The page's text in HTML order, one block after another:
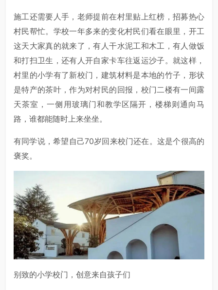
施工还需要人手，老师提前在村里贴上红榜，招募热心
村民帮忙。学校一年多来的变化村民们看在眼里，开工
这天大家真的就来了，有人干水泥工和木工，有人做饭
和打扫卫生，还有人开自家卡车往返运沙子。就这样，
村里的小学有了新校门，建筑材料是本地的竹子，形状
是特产的茶叶，作为对村民的回报，校门二楼有一间露
天茶室，一侧用玻璃门和教学区隔开，楼梯则通向马
路，谁都能随时上来坐坐。
有同学说，希望自己70岁回来校门还在。这是个很高的
褒奖。
别致的小学校门，创意来自孩子们